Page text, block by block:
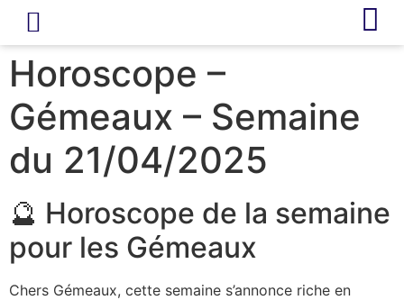
Horoscope –
Gémeaux – Semaine
du 21/04/2025
🔮 Horoscope de la semaine
pour les Gémeaux
Chers Gémeaux, cette semaine s’annonce riche en